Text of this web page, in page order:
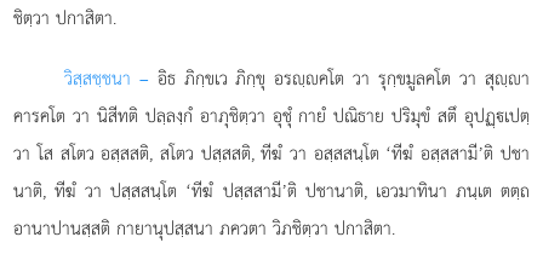
ชิตฺวา ปกาสิตา.
วิสฺสชฺชนา – อิธ ภิกฺขเว ภิกฺขุ อรฺคโต วา รุกฺขมูลคโต วา สุฺา
คารคโต วา นิสีทติ ปลฺลงฺกํ อาภุชิตฺวา อุชุํ กายํ ปณิธาย ปริมุขํ สตึ อุปฏฺเปตฺ
วา โส สโตว อสฺสสติ, สโตว ปสฺสสติ, ทีฆํ วา อสฺสสนฺโต ‘ทีฆํ อสฺสสามี’ติ ปชา
นาติ, ทีฆํ วา ปสฺสสนฺโต ‘ทีฆํ ปสฺสสามี’ติ ปชานาติ, เอวมาทินา ภนฺเต ตตฺถ
อานาปานสฺสติ กายานุปสฺสนา ภควตา วิภชิตฺวา ปกาสิตา.